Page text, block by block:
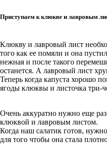
Приступаем к клюкве и лавровым
Клюкву и лавровый лист
того как ее помяли и она
нежная и после такого
останется. А лавровый лист
Теперь когда капуста хорошо
ягоды клюквы и листочка три-
Очень аккуратно нужно еще
клюквой и лавровым листом.
Когда наш салатик готов,
для того чтобы она стала